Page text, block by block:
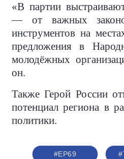
«В партии
— от важных
инструментов на
предложения в
молодёжных
он.
Также Герой России
потенциал региона в
политики.
#ЕР69